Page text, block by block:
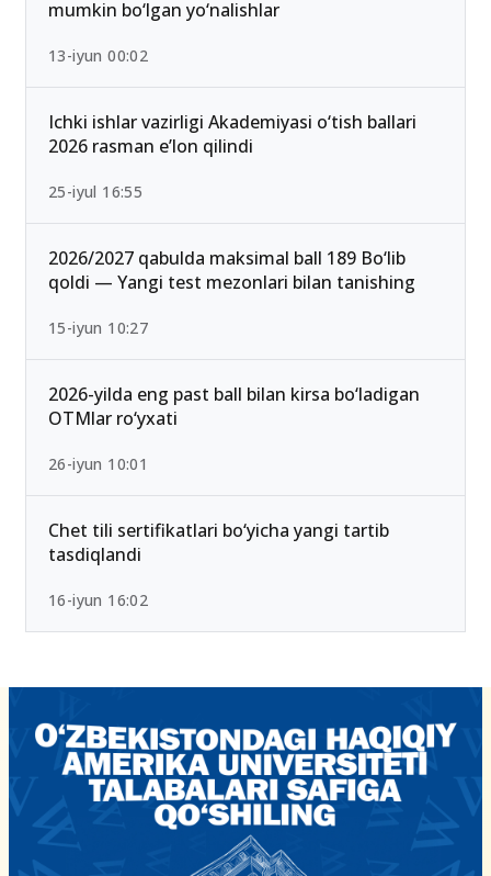
Qabul-2026: Eng past o‘tish ballari bilan kirish
mumkin bo‘lgan yo‘nalishlar
13-iyun 00:02
Ichki ishlar vazirligi Akademiyasi o‘tish ballari
2026 rasman e’lon qilindi
25-iyul 16:55
2026/2027 qabulda maksimal ball 189 Bo‘lib
qoldi — Yangi test mezonlari bilan tanishing
15-iyun 10:27
2026-yilda eng past ball bilan kirsa bo‘ladigan
OTMlar ro‘yxati
26-iyun 10:01
Chet tili sertifikatlari bo‘yicha yangi tartib
tasdiqlandi